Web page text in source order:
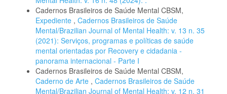
Cadernos Brasileiros de Saúde Mental CBSM,
Expediente , Cadernos Brasileiros de Saúde
Mental/Brazilian Journal of Mental Health: v. 13 n. 35
(2021): Serviços, programas e políticas de saúde
mental orientadas por Recovery e cidadania -
panorama internacional - Parte I
Cadernos Brasileiros de Saúde Mental CBSM,
Caderno de Arte , Cadernos Brasileiros de Saúde
Mental/Brazilian Journal of Mental Health: v. 12 n. 31